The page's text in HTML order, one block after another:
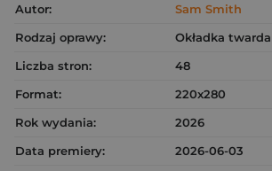
Autor:
Sam Smith
Rodzaj oprawy:
Okładka twarda
Liczba stron:
48
Format:
220x280
Rok wydania:
2026
Data premiery:
2026-06-03